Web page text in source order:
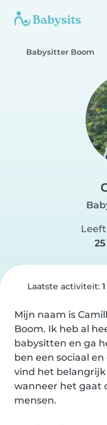
Babysitter Boom
25
Laatste activiteit:
Mijn naam is
Boom. Ik heb al
babysitten en ga
ben een sociaal
vind het belangrijk
wanneer het gaat
mensen.